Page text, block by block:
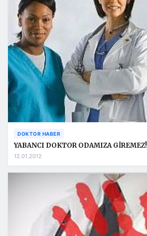
DOKTOR HABER
YABANCI DOKTOR ODAMIZA GİREMEZ!
12.01.2012